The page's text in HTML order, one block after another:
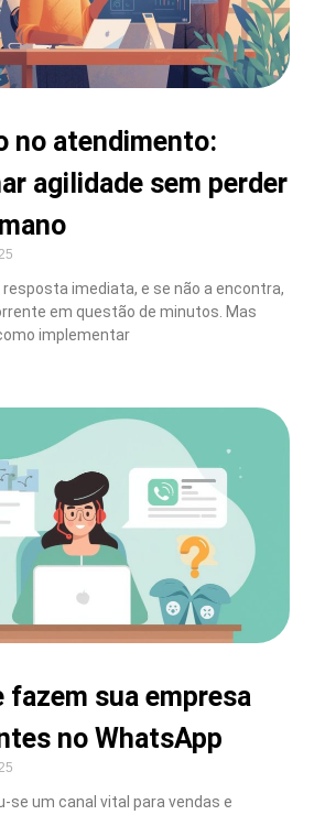
no atendimento:
agilidade sem perder
imediata, e se não a encontra,
em questão de minutos. Mas
implementar
fazem sua empresa
no WhatsApp
se um canal vital para vendas e